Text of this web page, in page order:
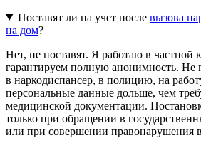
Поставят ли на учет после вызова
на дом?
Нет, не поставят. Я работаю в частной
гарантируем полную анонимность.
в наркодиспансер, в полицию, на
персональные данные дольше, чем
медицинской документации.
только при обращении в
или при совершении правонарушения